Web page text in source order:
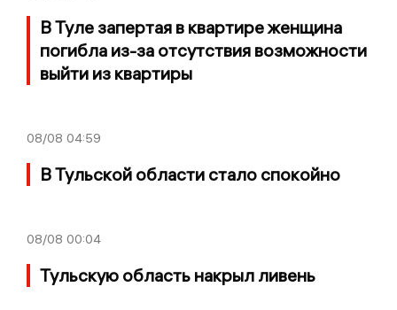
В Туле запертая в квартире женщина
погибла из-за отсутствия возможности
выйти из квартиры
08/08 04:59
В Тульской области стало спокойно
08/08 00:04
Тульскую область накрыл ливень